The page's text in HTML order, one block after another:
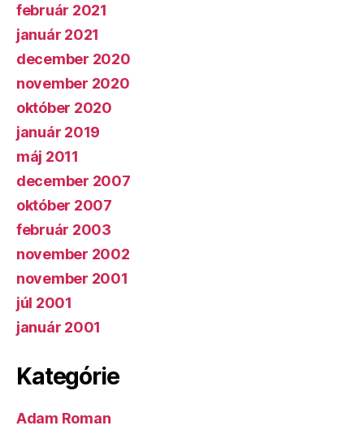
február 2021
január 2021
december 2020
november 2020
október 2020
január 2019
máj 2011
december 2007
október 2007
február 2003
november 2002
november 2001
júl 2001
január 2001
Kategórie
Adam Roman